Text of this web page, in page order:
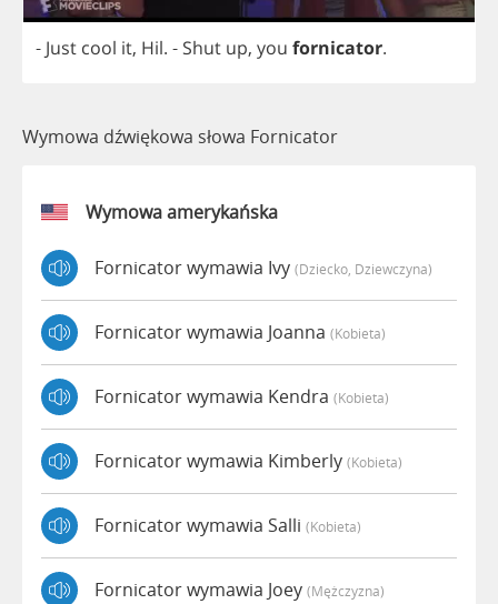
- Just cool it, Hil. - Shut up, you fornicator.
Wymowa dźwiękowa słowa Fornicator
Wymowa amerykańska
Fornicator wymawia Ivy (dziecko, Dziewczyna)
Fornicator wymawia Joanna (kobieta)
Fornicator wymawia Kendra (kobieta)
Fornicator wymawia Kimberly (kobieta)
Fornicator wymawia Salli (kobieta)
Fornicator wymawia Joey (mężczyzna)